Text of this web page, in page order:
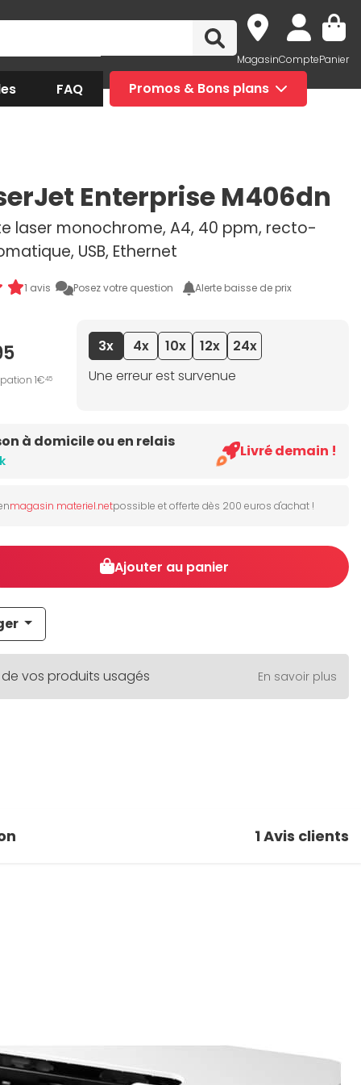
MagasinComptePanier
FAQ Promos & Bons plans
Enterprise M406dn
laser monochrome, A4, 40 ppm, recto-
USB, Ethernet
1 avis Posez votre question Alerte baisse de prix
1€45
3x 4x 10x 12x
24x
Une erreur est survenue
à domicile ou en relais
Livré demain !
magasin materiel.netpossible et offerte dès 200 euros d'achat !
Ajouter au panier
de vos produits usagés En savoir plus
1Avis clients